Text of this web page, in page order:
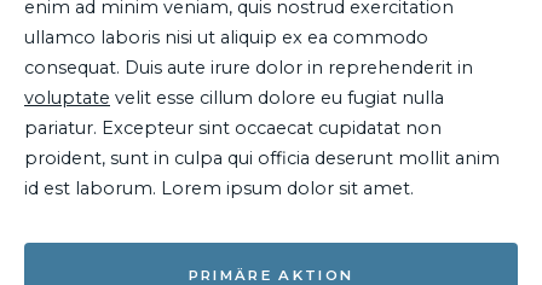
enim ad minim veniam, quis nostrud exercitation
ullamco laboris nisi ut aliquip ex ea commodo
consequat. Duis aute irure dolor in reprehenderit in
voluptate velit esse cillum dolore eu fugiat nulla
pariatur. Excepteur sint occaecat cupidatat non
proident, sunt in culpa qui officia deserunt mollit anim
id est laborum. Lorem ipsum dolor sit amet.
PRIMÄRE AKTION